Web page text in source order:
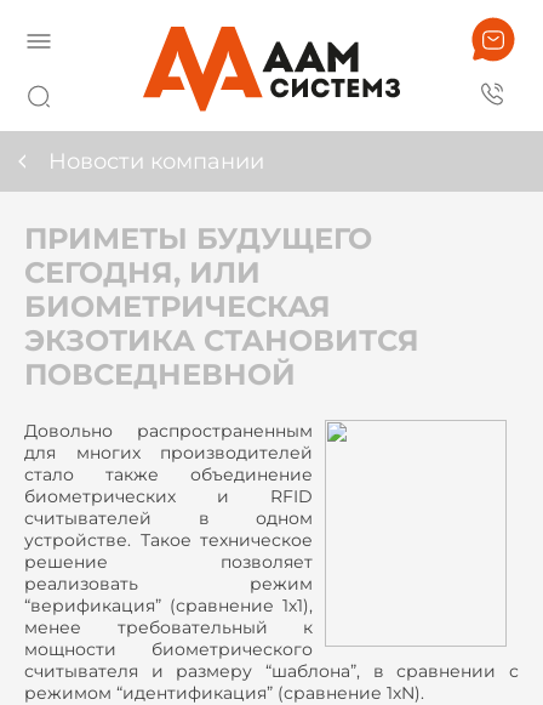
Новости компании
ПРИМЕТЫ БУДУЩЕГО
СЕГОДНЯ, ИЛИ
БИОМЕТРИЧЕСКАЯ
ЭКЗОТИКА СТАНОВИТСЯ
ПОВСЕДНЕВНОЙ
Довольно распространенным
для многих производителей
стало также объединение
биометрических и RFID
считывателей в одном
устройстве. Такое техническое
решение позволяет
реализовать режим
“верификация” (сравнение 1х1),
менее требовательный к
мощности биометрического
считывателя и размеру “шаблона”, в сравнении с
режимом “идентификация” (сравнение 1хN).